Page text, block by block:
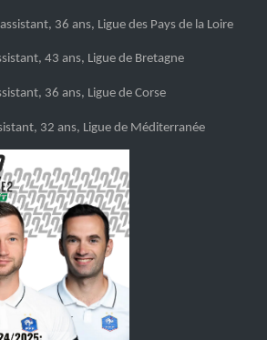
, 36 ans, Ligue des Pays de la Loire
, 43 ans, Ligue de Bretagne
, 36 ans, Ligue de Corse
, 32 ans, Ligue de Méditerranée